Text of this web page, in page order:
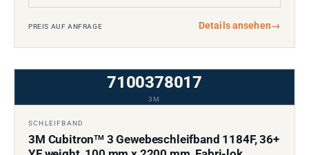
PREIS AUF ANFRAGE Details ansehen→
7100378017
3M
SCHLEIFBAND
3M CubitronTM3 Gewebeschleifband 1184F, 36+